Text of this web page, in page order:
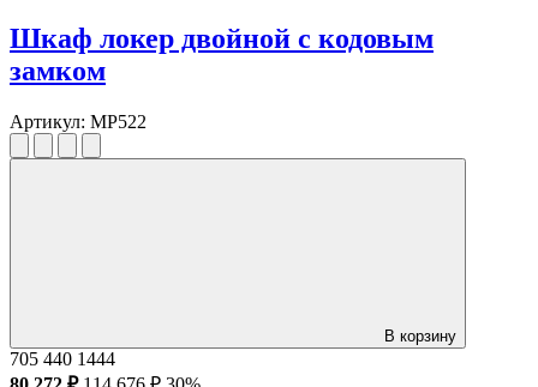
Шкаф локер двойной с кодовым
замком
Артикул: MP522
В корзину
705 440 1444